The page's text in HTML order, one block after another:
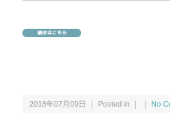
2018年07月09日 ｜ Posted in ｜ ｜ No